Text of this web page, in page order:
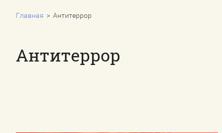
Главная
  >  Антитеррор
Антитеррор